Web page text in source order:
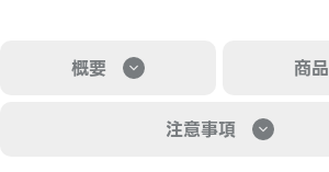
概要 商品
注意事項